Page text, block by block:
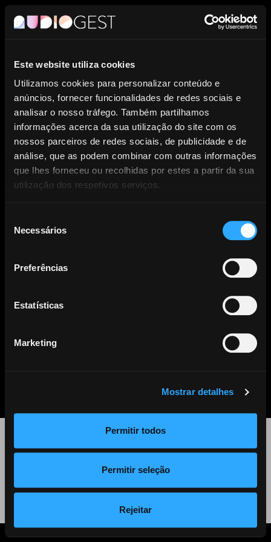
Este website utiliza cookies
Utilizamos cookies para personalizar conteúdo e
anúncios, fornecer funcionalidades de redes sociais e
analisar o nosso tráfego. Também partilhamos
informações acerca da sua utilização do site com os
nossos parceiros de redes sociais, de publicidade e de
análise, que as podem combinar com outras informações
que lhes forneceu ou recolhidas por estes a partir da sua
utilização dos respetivos serviços.
Necessários
Preferências
Estatísticas
Marketing
Mostrar detalhes
Permitir todos
Permitir seleção
Rejeitar
PT
Entidade de Gestão Coletiva de
Direitos dos Produtores
Fonográficos.
NOTÍCIAS
para ver
PARTILHAR
Política de Privacidade